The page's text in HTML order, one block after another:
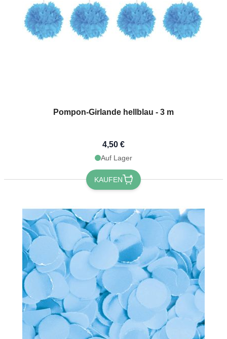
Pompon-Girlande hellblau - 3 m
4,50 €
Auf Lager
KAUFEN